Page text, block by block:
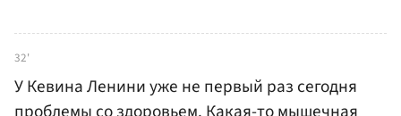
32'
У Кевина Ленини уже не первый раз сегодня